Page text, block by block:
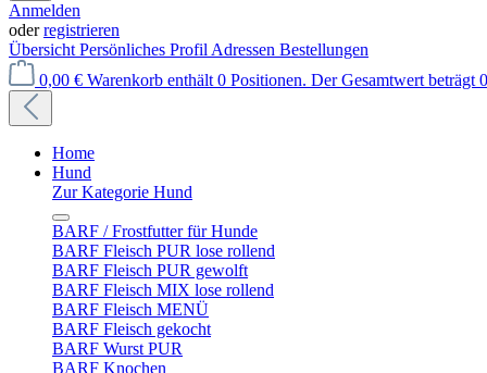
Anmelden
oderregistrieren
Übersicht Persönliches Profil Adressen Bestellungen
0,00 € Warenkorb enthält 0 Positionen. Der Gesamtwert beträgt
Home
Hund
Zur Kategorie Hund
BARF / Frostfutter für Hunde
BARF Fleisch PUR lose rollend
BARF Fleisch PUR gewolft
BARF Fleisch MIX lose rollend
BARF Fleisch MENÜ
BARF Fleisch gekocht
BARF Wurst PUR
BARF Knochen